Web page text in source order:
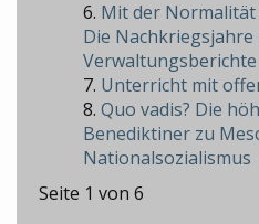
Mit der
Die Nachkriegsjahre
Verwaltungsberichte
Unterricht mit
Quo vadis? Die
Benediktiner zu
Nationalsozialismus
Seite 1 von 6